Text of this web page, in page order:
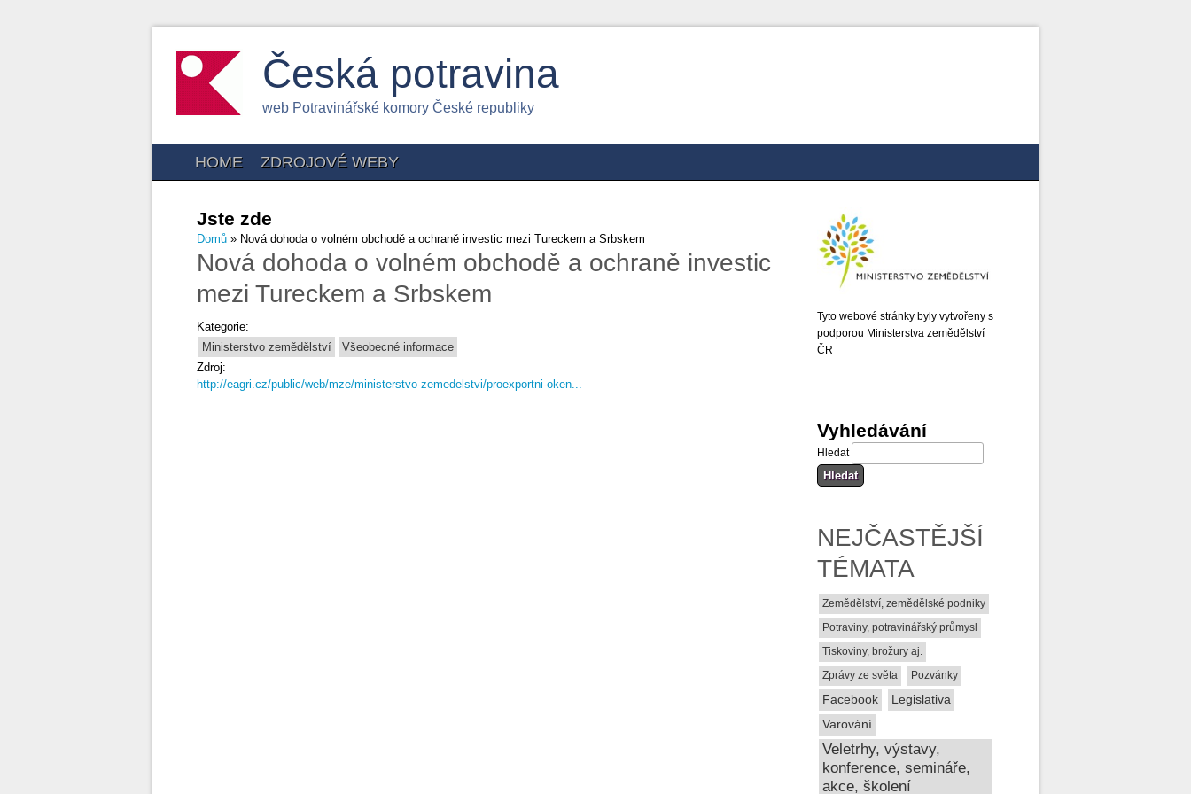
Česká potravina
web Potravinářské komory České republiky
HOME ZDROJOVÉ WEBY
Jste zde
Domů » Nová dohoda o volném obchodě a ochraně investic mezi Tureckem a Srbskem
Nová dohoda o volném obchodě a ochraně investic
mezi Tureckem a Srbskem
Kategorie:
Ministerstvo zemědělství
Všeobecné informace
Zdroj:
http://eagri.cz/public/web/mze/ministerstvo-zemedelstvi/proexportni-oken...
Tyto webové stránky byly vytvořeny s
podporou Ministerstva zemědělství
ČR
Vyhledávání
Hledat
NEJČASTĚJŠÍ
TÉMATA
Zemědělství, zemědělské podniky
Potraviny, potravinářský průmysl
Tiskoviny, brožury aj.
Zprávy ze světa
Pozvánky
Facebook
Legislativa
Varování
Veletrhy, výstavy,
konference, semináře,
akce, školení